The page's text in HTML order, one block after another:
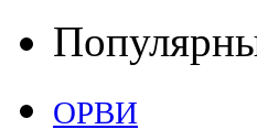
ОРВИ